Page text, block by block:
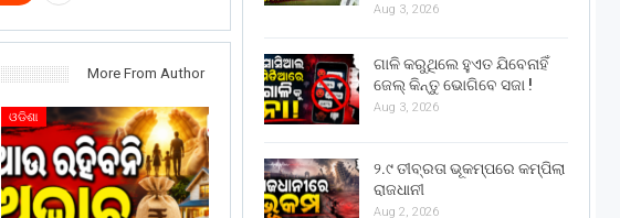
More From Author
ଓଡିଶା
Aug 3, 2026
ଗାଳି କରୁଥିଲେ ହୁଏତ ଯିବେନାହିଁ
ଜେଲ୍ କିନ୍ତୁ ଭୋଗିବେ ସଜା !
Aug 3, 2026
୨.୯ ତୀବ୍ରତା ଭୂକମ୍ପରେ କମ୍ପିଲା
ରାଜଧାନୀ
Aug 2, 2026